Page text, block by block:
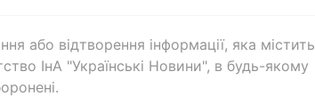
або відтворення інформації, яка містить
ІнА "Українські Новини", в будь-якому